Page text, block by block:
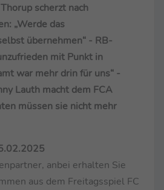
scherzt nach
„Werde das
übernehmen“ - RB-
mit Punkt in
war mehr drin für uns“ -
Lauth macht dem FCA
müssen sie nicht mehr
anbei erhalten Sie
aus dem Freitagsspiel FC